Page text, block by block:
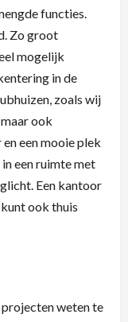
functies.
Zo groot
mogelijk
in de
zoals wij
ook
een mooie plek
een ruimte met
Een kantoor
ook thuis
weten te